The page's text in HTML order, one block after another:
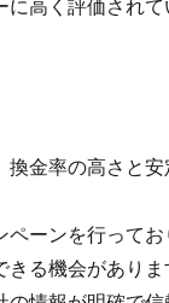
に高く評価されて
換金率の高さと
ペーンを行って
る機会がありま